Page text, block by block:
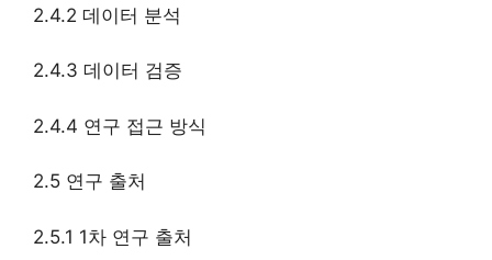
2.4.2 데이터 분석
2.4.3 데이터 검증
2.4.4 연구 접근 방식
2.5 연구 출처
2.5.1 1차 연구 출처